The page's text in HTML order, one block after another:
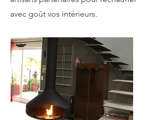
avec goût vos intérieurs.